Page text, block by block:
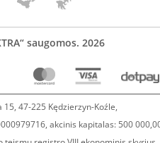
saugomos. 2026
15, 47-225 Kędzierzyn-Koźle,
akcinis kapitalas: 500